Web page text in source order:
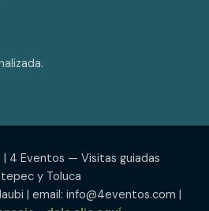
4 Eventos — Visitas guiadas
y Toluca
| email: info@4eventos.com |